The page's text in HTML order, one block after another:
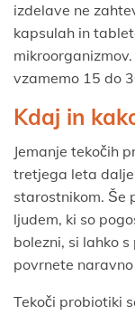
izdelave ne
kapsulah in
vzamemo 15 do
Kdaj in
Jemanje tekočih
tretjega leta
starostnikom. Še
ljudem, ki so
bolezni, si lahko
povrnete
Tekoči probiotiki